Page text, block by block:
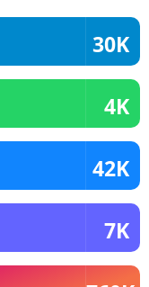
30K
4K
42K
7K